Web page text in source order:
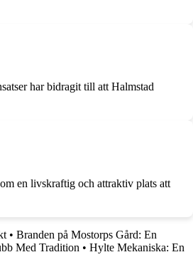
har bidragit till att Halmstad
en livskraftig och attraktiv plats att
• Branden på Mostorps Gård: En
Med Tradition • Hylte Mekaniska: En